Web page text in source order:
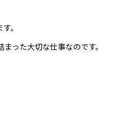
。
った大切な仕事なのです。